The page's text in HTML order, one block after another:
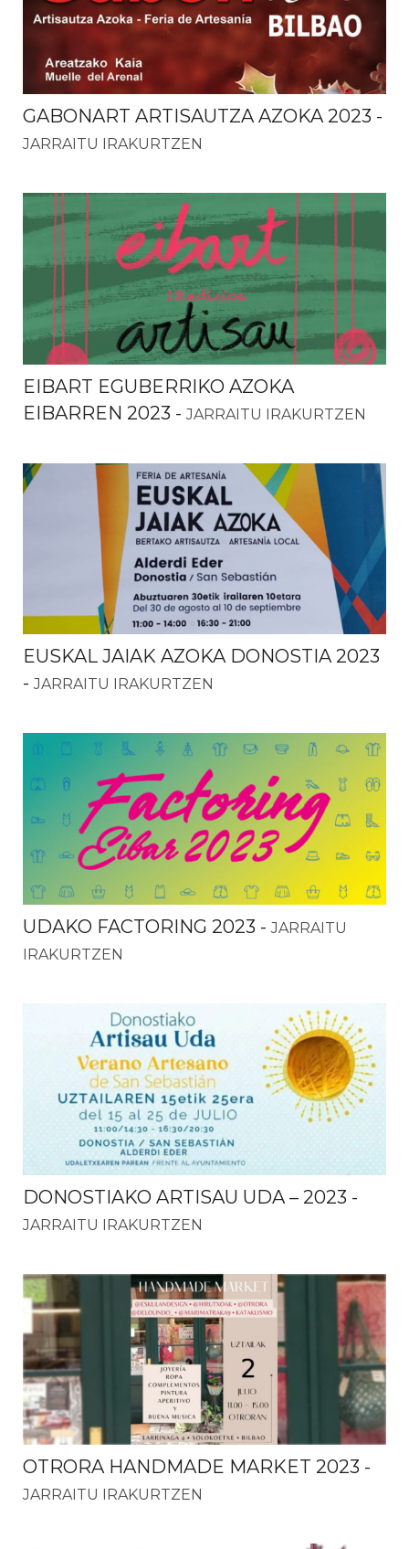
GABONART ARTISAUTZA AZOKA 2023 -
JARRAITU IRAKURTZEN
EIBART EGUBERRIKO AZOKA
EIBARREN 2023 -JARRAITU IRAKURTZEN
EUSKAL JAIAK AZOKA DONOSTIA 2023
-JARRAITU IRAKURTZEN
UDAKO FACTORING 2023 -JARRAITU
IRAKURTZEN
DONOSTIAKO ARTISAU UDA – 2023 -
JARRAITU IRAKURTZEN
OTRORA HANDMADE MARKET 2023 -
JARRAITU IRAKURTZEN